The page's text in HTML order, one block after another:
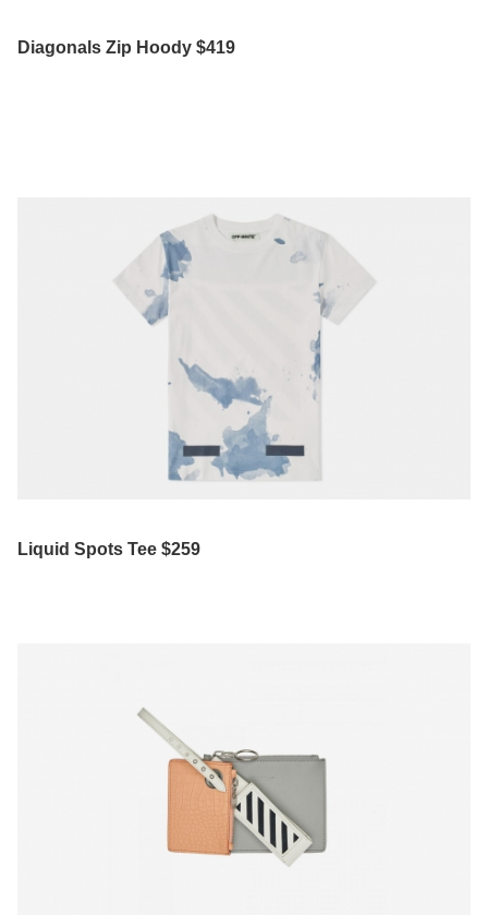
Diagonals Zip Hoody $419
Liquid Spots Tee $259